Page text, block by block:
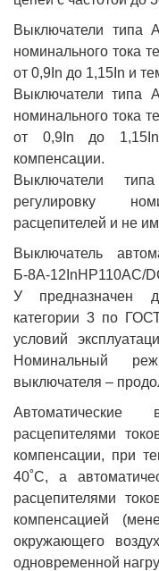
Выключатели типа
номинального тока
от 0,9In до 1,15In и
Выключатели типа
номинального тока
от 0,9In до
компенсации.
Выключатели
регулировку
расцепителей и не
Выключатель
Б-8А-12InНР110AC/
У предназначен
категории 3 по
условий
Номинальный
выключателя –
расцепителями
компенсации, при
40˚С, а
расцепителями
компенсацией
окружающего
одновременной